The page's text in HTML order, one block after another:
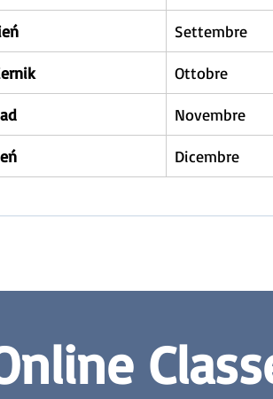
Settembre
Ottobre
Novembre
Dicembre